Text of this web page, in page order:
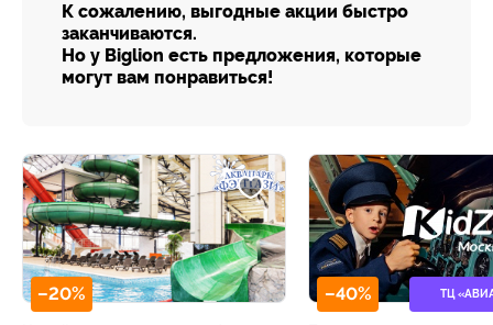
К сожалению, выгодные акции быстро
заканчиваются.
Но у Biglion есть предложения, которые
могут вам понравиться!
–20% –40% ТЦ